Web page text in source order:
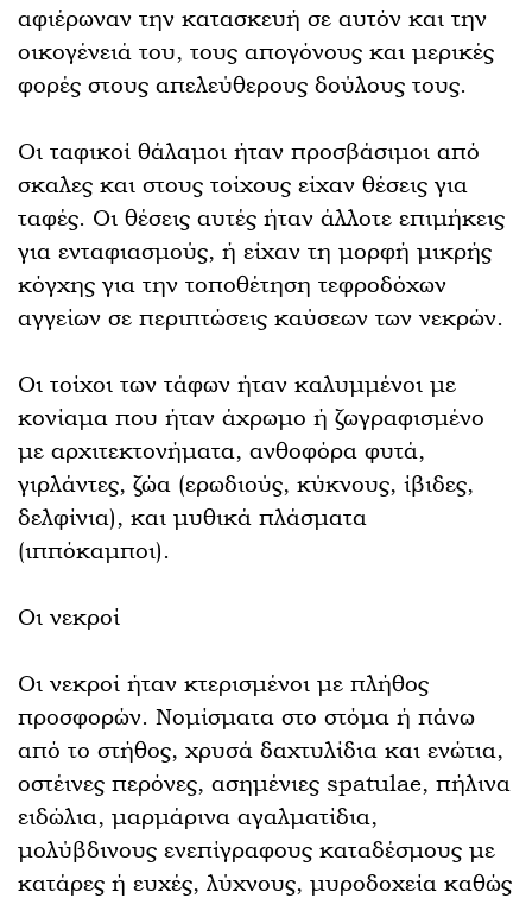
αφιέρωναν την κατασκευή σε αυτόν και την
οικογένειά του, τους απογόνους και μερικές
φορές στους απελεύθερους δούλους τους.
Οι ταφικοί θάλαμοι ήταν προσβάσιμοι από
σκαλες και στους τοίχους είχαν θέσεις για
ταφές. Οι θέσεις αυτές ήταν άλλοτε επιμήκεις
για ενταφιασμούς, ή είχαν τη μορφή μικρής
κόγχης για την τοποθέτηση τεφροδόχων
αγγείων σε περιπτώσεις καύσεων των νεκρών.
Οι τοίχοι των τάφων ήταν καλυμμένοι με
κονίαμα που ήταν άχρωμο ή ζωγραφισμένο
με αρχιτεκτονήματα, ανθοφόρα φυτά,
γιρλάντες, ζώα (ερωδιούς, κύκνους, ίβιδες,
δελφίνια), και μυθικά πλάσματα
(ιππόκαμποι).
Οι νεκροί
Οι νεκροί ήταν κτερισμένοι με πλήθος
προσφορών. Νομίσματα στο στόμα ή πάνω
από το στήθος, χρυσά δαχτυλίδια και ενώτια,
οστέινες περόνες, ασημένιες spatulae, πήλινα
ειδώλια, μαρμάρινα αγαλματίδια,
μολύβδινους ενεπίγραφους καταδέσμους με
κατάρες ή ευχές, λύχνους, μυροδοχεία καθώς